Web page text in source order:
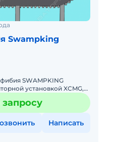
Swampking
SWAMPKING
установкой XCMG,
Написать